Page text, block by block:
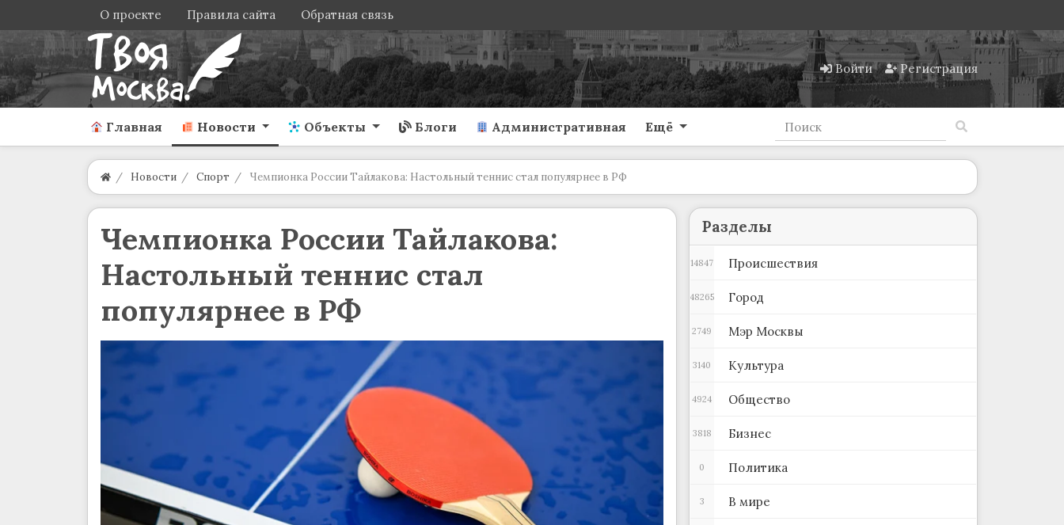
О проекте Правила сайта Обратная связь
Войти Регистрация
Главная Новости Объекты Блоги Административная Ещё
Новости Спорт Чемпионка России Тайлакова: Настольный теннис стал популярнее в РФ
Чемпионка России Тайлакова:
Настольный теннис стал
популярнее в РФ
Разделы
Происшествия
14847
Город
48265
Мэр Москвы
2749
Культура
3140
Общество
4924
Бизнес
3818
Политика
0
В мире
3